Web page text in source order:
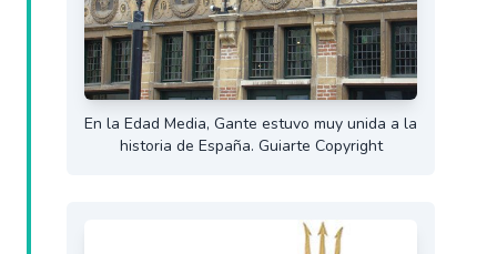
En la Edad Media, Gante estuvo muy unida a la
historia de España. Guiarte Copyright